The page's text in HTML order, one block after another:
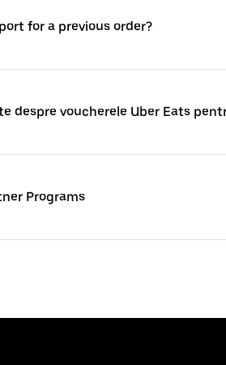
for a previous order?
despre voucherele Uber Eats
Programs